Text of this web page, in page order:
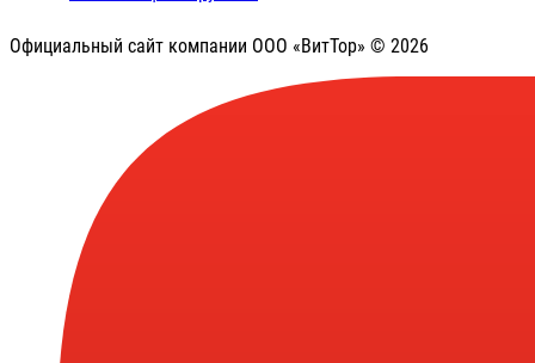
Официальный сайт компании ООО «ВитТор» © 2026